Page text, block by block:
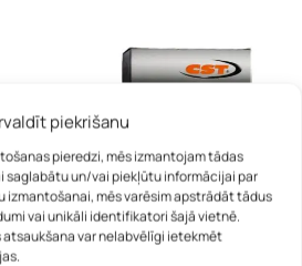
piekrišanu
pieredzi, mēs izmantojam tādas
saglabātu un/vai piekļūtu informācijai par
izmantošanai, mēs varēsim apstrādāt tādus
vai unikāli identifikatori šajā vietnē.
var nelabvēlīgi ietekmēt